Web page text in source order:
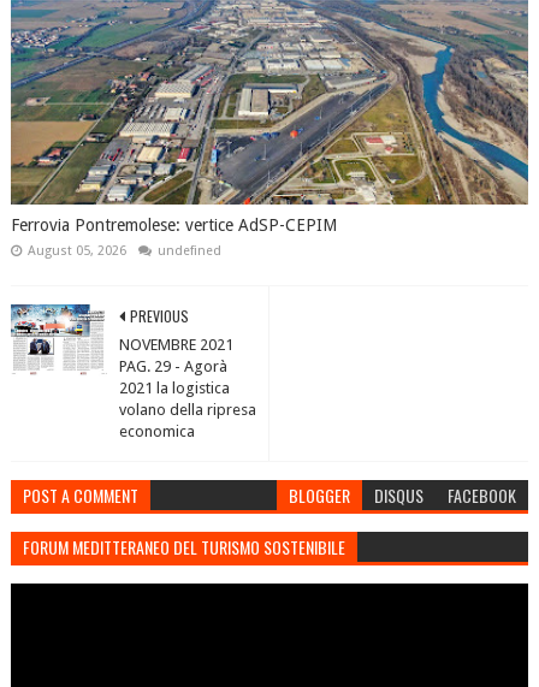
Ferrovia Pontremolese: vertice AdSP-CEPIM
August 05, 2026 undefined
PREVIOUS
NOVEMBRE 2021
PAG. 29 - Agorà
2021 la logistica
volano della ripresa
economica
POST A COMMENT BLOGGER DISQUS FACEBOOK
FORUM MEDITTERANEO DEL TURISMO SOSTENIBILE